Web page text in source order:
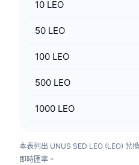
10 LEO
50 LEO
100 LEO
500 LEO
1000 LEO
本表列出 UNUS SED LEO (LEO) 兌
即時匯率。